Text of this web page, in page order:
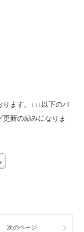
ます。↓↓↓以下のバ
新の励みになりま
次のページ